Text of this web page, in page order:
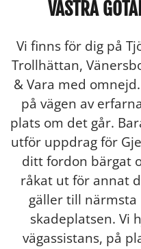
VÄSTRA
Vi finns för dig på
Trollhättan,
& Vara med
på vägen av
plats om det går.
utför uppdrag för
ditt fordon bärgat
råkat ut för annat
gäller till
skadeplatsen. Vi
vägassistans, på